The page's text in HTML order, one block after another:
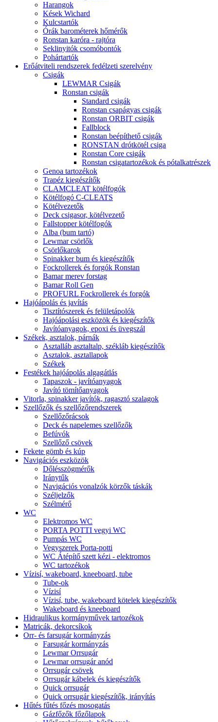
Harangok
Kések Wichard
Kulcstartók
Órák barométerek hőmérők
Ronstan karóra - rajtóra
Seklinyitók csomóbontók
Pohártartók
Erőátviteli rendszerek fedélzeti szerelvény
Csigák
LEWMAR Csigák
Ronstan csigák
Standard csigák
Ronstan csapágyas csigák
Ronstan ORBIT csigák
Fallblock
Ronstan beépíthető csigák
RONSTAN drótkötél csiga
Ronstan Core csigák
Ronstan csigatartozékok és pótalkatrészek
Genoa tartozékok
Trapéz kiegészítők
CLAMCLEAT kötélfogók
Kötélfogó C-CLEATS
Kötélvezetők
Deck csigasor, kötélvezető
Fallstopper kötélfogók
Alba (bum tartó)
Lewmar csörlők
Csörlőkarok
Spinakker bum és kiegészítők
Fockrollerek és forgók Ronstan
Bamar merev forstag
Bamar Roll Gen
PROFURL Fockrollerek és forgók
Hajóápolás és javítás
Tisztítószerek és felületápolók
Hajóápolási eszközök és kiegészítők
Javítóanyagok, epoxi és üvegszál
Székek, asztalok, párnák
Asztalláb asztaltalp, székláb kiegészítők
Asztalok, asztallapok
Székek
Festékek hajóápolás algagátlás
Tapaszok - javítóanyagok
Javító tömítőanyagok
Vitorla, spinakker javítók, ragasztó szalagok
Szellőzők és szellőzőrendszerek
Szellőzőrácsok
Deck és napelemes szellőzők
Befúvók
Szellőző csövek
Fekete gömb és kúp
Navigációs eszközök
Dőlésszögmérők
Iránytűk
Navigációs vonalzók körzők táskák
Széljelzők
Szélmérő
WC
Elektromos WC
PORTA POTTI vegyi WC
Pumpás WC
Vegyszerek Porta-potti
WC Átépítő szett kézi - elektromos
WC tartozékok
Vízisí, wakeboard, kneeboard, tube
Tube-ok
Vízisí
Vízisí, tube, wakeboard kötelek kiegészítők
Wakeboard és kneeboard
Hidraulikus kormányművek tartozékok
Matricák, dekorcsíkok
Orr- és farsugár kormányzás
Farsugár kormányzás
Lewmar Orrsugár
Lewmar orrsugár anód
Orrsugár csövek
Orrsugár kábelek és kiegészítők
Quick orrsugár
Quick orrsugár kiegészítők, irányítás
Hűtés fűtés főzés mosogatás
Gázfőzők főzőlapok